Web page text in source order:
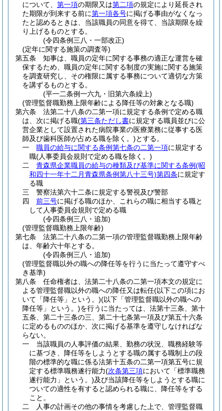
について、 第一項の期限又は第二項の規定により延長され
た期限が到来する前に第一項各号に掲げる事由がなくなっ
たと認めるときは、当該職員の同意を得て、当該期限を繰
り上げるものとする。
(令四条例三八・一部改正)
(定年に関する施策の調査等)
第五条
知事は、職員の定年に関する事務の適正な運営を確
保するため、職員の定年に関する制度の実施に関する施策
を調査研究し、その権限に属する事務について適切な方策
を講ずるものとする。
(平一二条例一六九・旧第六条繰上)
(管理監督職勤務上限年齢による降任等の対象となる職)
第六条
法第二十八条の二第一項に規定する条例で定める職
は、次に掲げる職(第三条ただし書に規定する職員並びに公
営企業として設置された病院事業の医療業務に従事する医
師及び歯科医師が占める職を除く。)とする。
一
職員の給与に関する条例第七条の二第一項に規定する
職(人事委員会規則で定める職を除く。)
二
青森県企業職員の給与の種類及び基準に関する条例(昭
和四十一年十二月青森県条例第八十三号)第四条に規定す
る職
三
警察法第六十二条に規定する警視及び警部
四
前三号に掲げる職のほか、これらの職に相当する職と
して人事委員会規則で定める職
(令四条例三八・追加)
(管理監督職勤務上限年齢)
第七条
法第二十八条の二第一項の管理監督職勤務上限年齢
は、年齢六十年とする。
(令四条例三八・追加)
(管理監督職以外の職への降任等を行うに当たって遵守すべ
き基準)
第八条
任命権者は、法第二十八条の二第一項本文の規定に
よる管理監督職以外の職への降任又は転任(以下この項にお
いて「降任等」という。)(以下「管理監督職以外の職への
降任等」という。)を行うに当たっては、法第十三条、第十
五条、第二十三条の三、第二十七条第一項及び第五十六条
に定めるもののほか、次に掲げる基準を遵守しなければな
らない。
一
当該職員の人事評価の結果、勤務の状況、職務経験等
に基づき、降任等をしようとする職の属する職制上の段
階の標準的な職に係る法第十五条の二第一項第五号に規
定する標準職務遂行能力(次条第三項において「標準職務
遂行能力」という。)及び当該降任等をしようとする職に
ついての適性を有すると認められる職に、降任等をする
こと。
二
人事の計画その他の事情を考慮した上で、管理監督職